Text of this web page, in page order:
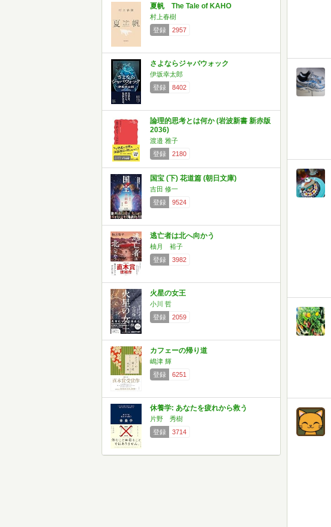
夏帆 The Tale of KAHO
村上春樹
登録
2957
さよならジャバウォック
伊坂幸太郎
登録
8402
論理的思考とは何か (岩波新書 新赤版
2036)
渡邉 雅子
登録
2180
国宝 (下) 花道篇 (朝日文庫)
吉田 修一
登録
9524
逃亡者は北へ向かう
柚月 裕子
登録
3982
火星の女王
小川 哲
登録
2059
カフェーの帰り道
嶋津 輝
登録
6251
休養学: あなたを疲れから救う
片野 秀樹
登録
3714